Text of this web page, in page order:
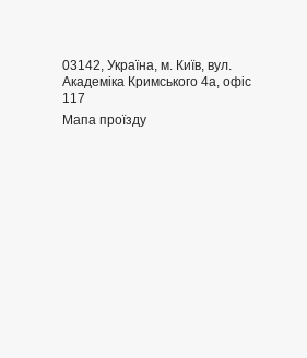
03142, Україна, м. Київ, вул.
Академіка Кримського 4а, офіс
117
Мапа проїзду